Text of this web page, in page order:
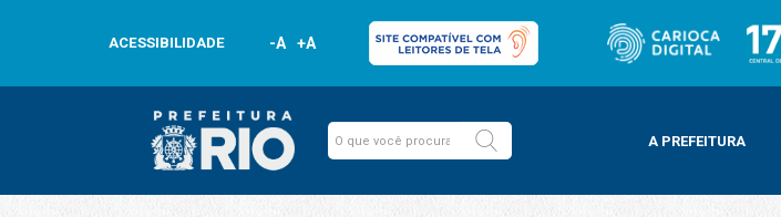
ACESSIBILIDADE -A +A
A PREFEITURA